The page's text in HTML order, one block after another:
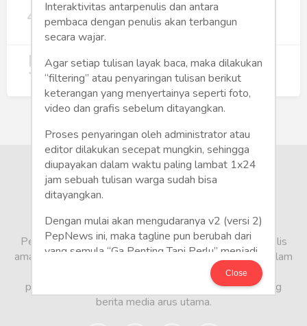
4 Rumah Subsidi dan Upaya Negara
Wujudkan Hunian Inklusif
5 Koperasi Merah Putih Didorong untuk
Perluas Distribusi Manfaat APBN
214
Interaktivitas antarpenulis dan antara
pembaca dengan penulis akan terbangun
secara wajar.
Agar setiap tulisan layak baca, maka dilakukan
“filtering” atau penyaringan tulisan berikut
keterangan yang menyertainya seperti foto,
video dan grafis sebelum ditayangkan.
Proses penyaringan oleh administrator atau
editor dilakukan secepat mungkin, sehingga
diupayakan dalam waktu paling lambat 1x24
jam sebuah tulisan warga sudah bisa
ditayangkan.
Dengan mulai akan mengudaranya v2 (versi 2)
PepNews ini, maka tagline pun berubah dari
yang semula “Ga Penting Tapi Perlu” menjadi
Mari Bergabung di PepNews dan mulailah
menulis politik!
Close
PepNews.com adalah media warga, tempat bagi penulis
amatir dan profesional menyampaikan berbagai opini dalam
bentuk artikel mapun feature yang ditulis dari sudut
pandang tidak biasa, yang berbeda dari sudut pandang
berita media arus utama.